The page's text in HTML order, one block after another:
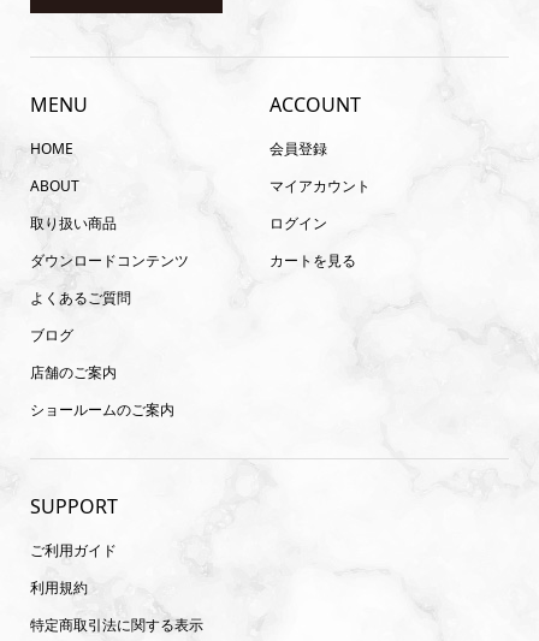
MENU
HOME
ABOUT
取り扱い商品
ダウンロードコンテンツ
よくあるご質問
ブログ
店舗のご案内
ショールームのご案内
ACCOUNT
会員登録
マイアカウント
ログイン
カートを見る
SUPPORT
ご利用ガイド
利用規約
特定商取引法に関する表示